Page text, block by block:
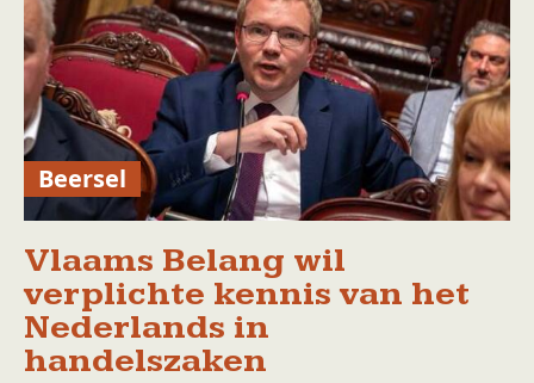
Beersel
Vlaams Belang wil
verplichte kennis van het
Nederlands in
handelszaken